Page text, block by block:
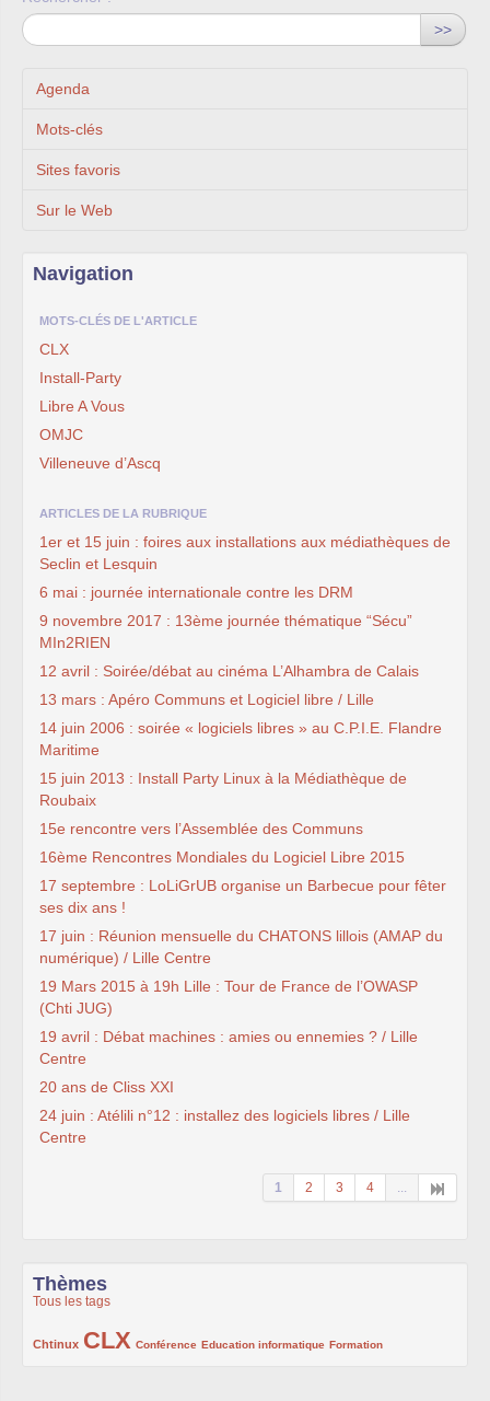
>>
Agenda
Mots-clés
Sites favoris
Sur le Web
Navigation
MOTS-CLÉS DE L'ARTICLE
CLX
Install-Party
Libre A Vous
OMJC
Villeneuve d’Ascq
ARTICLES DE LA RUBRIQUE
1er et 15 juin : foires aux installations aux médiathèques de
Seclin et Lesquin
6 mai : journée internationale contre les DRM
9 novembre 2017 : 13ème journée thématique “Sécu”
MIn2RIEN
12 avril : Soirée/débat au cinéma L’Alhambra de Calais
13 mars : Apéro Communs et Logiciel libre / Lille
14 juin 2006 : soirée « logiciels libres » au C.P.I.E. Flandre
Maritime
15 juin 2013 : Install Party Linux à la Médiathèque de
Roubaix
15e rencontre vers l’Assemblée des Communs
16ème Rencontres Mondiales du Logiciel Libre 2015
17 septembre : LoLiGrUB organise un Barbecue pour fêter
ses dix ans !
17 juin : Réunion mensuelle du CHATONS lillois (AMAP du
numérique) / Lille Centre
19 Mars 2015 à 19h Lille : Tour de France de l’OWASP
(Chti JUG)
19 avril : Débat machines : amies ou ennemies ? / Lille
Centre
20 ans de Cliss XXI
24 juin : Atélili n°12 : installez des logiciels libres / Lille
Centre
1 2 3 4 ...
Thèmes
Tous les tags
Chtinux
222/1002CLX
1002/1002 Conférence
132/1002 Education informatique
119/1002 Formation
168/1002